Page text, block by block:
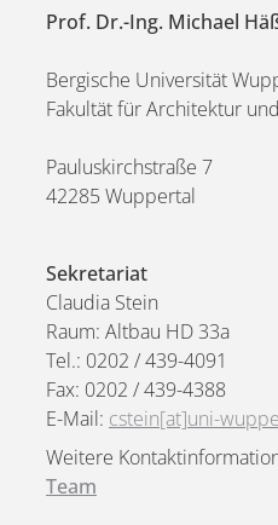
Prof. Dr.-Ing. Michael
Bergische Universität
Fakultät für Architektur
Pauluskirchstraße 7
42285 Wuppertal
Sekretariat
Claudia Stein
Raum: Altbau HD 33a
Tel.: 0202 / 439-4091
Fax: 0202 / 439-4388
E-Mail: cstein[at]uni-
Weitere
Team